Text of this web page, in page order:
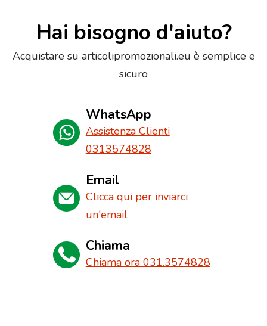
Hai bisogno d'aiuto?
Acquistare su articolipromozionali.eu è semplice e
sicuro
WhatsApp
Assistenza Clienti
0313574828
Email
Clicca qui per inviarci
un'email
Chiama
Chiama ora 031.3574828